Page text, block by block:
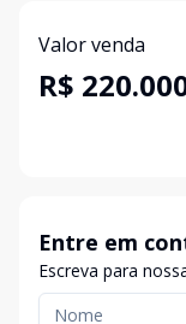
Valor venda
R$
Entre em
Escreva para